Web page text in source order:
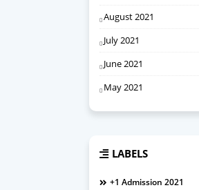
August 2021
July 2021
June 2021
May 2021
LABELS
+1 Admission 2021